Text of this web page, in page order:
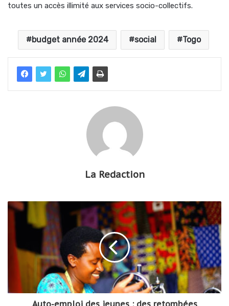
toutes un accès illimité aux services socio-collectifs.
budget année 2024 social Togo
La Redaction
Auto-emploi des jeunes : des retombées